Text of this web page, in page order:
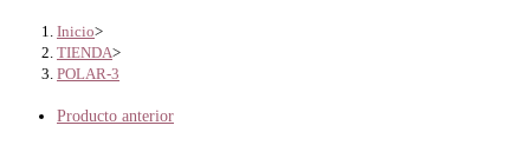
Inicio>
TIENDA>
POLAR-3
Producto anterior